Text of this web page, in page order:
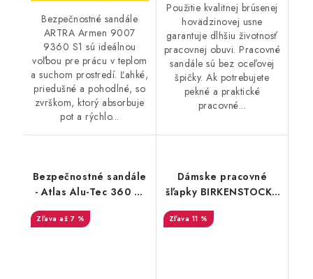
Bezpečnostné sandále
ARTRA Armen 9007
9360 S1 sú ideálnou
voľbou pre prácu v teplom
a suchom prostredí. Ľahké,
priedušné a pohodlné, so
zvrškom, ktorý absorbuje
pot a rýchlo...
Použitie kvalitnej brúsenej
hovädzinovej usne
garantuje dlhšiu životnosť
pracovnej obuvi. Pracovné
sandále sú bez oceľovej
špičky. Ak potrebujete
pekné a praktické
pracovné...
Bezpečnostné sandále
- Atlas Alu-Tec 360 S1
ESD - čierna - modrá
21907
až 7 %
Dámske pracovné
šľapky BIRKENSTOCK -
Birkenstock Kay ESD
Flower Rosa - 54281
11 %